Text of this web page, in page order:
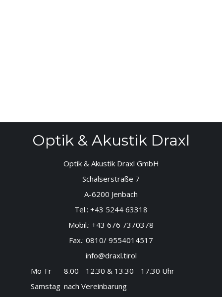
Optik & Akustik Draxl
Optik & Akustik Draxl GmbH
Schalserstraße 7
A-6200 Jenbach
Tel.: +43 5244 63318
Mobil.: +43 676 7370378
Fax.: 0810/ 9554014517
info@draxl.tirol
Mo-Fr
8.00 - 12.30 & 13.30 - 17.30 Uhr
Samstag nach Vereinbarung